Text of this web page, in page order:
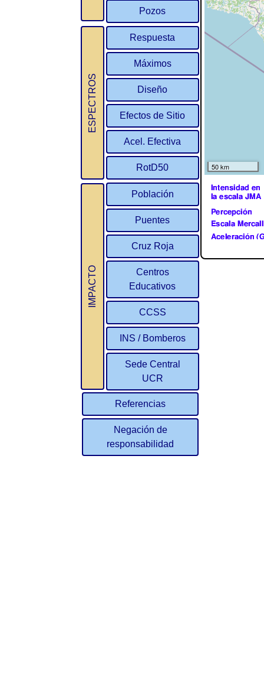
Pozos
ESPECTROS
Respuesta
Máximos
Diseño
Efectos de Sitio
Acel. Efectiva
RotD50
IMPACTO
Población
Puentes
Cruz Roja
Centros
Educativos
CCSS
INS / Bomberos
Sede Central
UCR
Referencias
Negación de
responsabilidad